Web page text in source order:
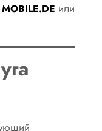
MOBILE.DE или